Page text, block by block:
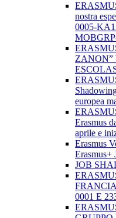
nostra
0005-
ZANON”
europea
Erasmus
aprile e
Erasmus
Erasmus+
JOB
0001 E